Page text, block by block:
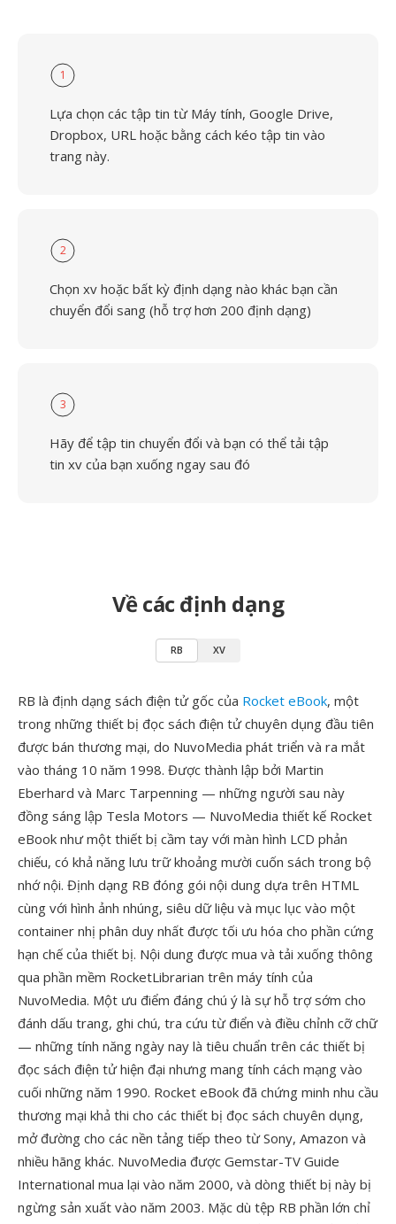
1
Lựa chọn các tập tin từ Máy tính, Google Drive,
Dropbox, URL hoặc bằng cách kéo tập tin vào
trang này.
2
Chọn xv hoặc bất kỳ định dạng nào khác bạn cần
chuyển đổi sang (hỗ trợ hơn 200 định dạng)
3
Hãy để tập tin chuyển đổi và bạn có thể tải tập
tin xv của bạn xuống ngay sau đó
Về các định dạng
RB XV
RB là định dạng sách điện tử gốc của Rocket eBook, một
trong những thiết bị đọc sách điện tử chuyên dụng đầu tiên
được bán thương mại, do NuvoMedia phát triển và ra mắt
vào tháng 10 năm 1998. Được thành lập bởi Martin
Eberhard và Marc Tarpenning — những người sau này
đồng sáng lập Tesla Motors — NuvoMedia thiết kế Rocket
eBook như một thiết bị cầm tay với màn hình LCD phản
chiếu, có khả năng lưu trữ khoảng mười cuốn sách trong bộ
nhớ nội. Định dạng RB đóng gói nội dung dựa trên HTML
cùng với hình ảnh nhúng, siêu dữ liệu và mục lục vào một
container nhị phân duy nhất được tối ưu hóa cho phần cứng
hạn chế của thiết bị. Nội dung được mua và tải xuống thông
qua phần mềm RocketLibrarian trên máy tính của
NuvoMedia. Một ưu điểm đáng chú ý là sự hỗ trợ sớm cho
đánh dấu trang, ghi chú, tra cứu từ điển và điều chỉnh cỡ chữ
— những tính năng ngày nay là tiêu chuẩn trên các thiết bị
đọc sách điện tử hiện đại nhưng mang tính cách mạng vào
cuối những năm 1990. Rocket eBook đã chứng minh nhu cầu
thương mại khả thi cho các thiết bị đọc sách chuyên dụng,
mở đường cho các nền tảng tiếp theo từ Sony, Amazon và
nhiều hãng khác. NuvoMedia được Gemstar-TV Guide
International mua lại vào năm 2000, và dòng thiết bị này bị
ngừng sản xuất vào năm 2003. Mặc dù tệp RB phần lớn chỉ